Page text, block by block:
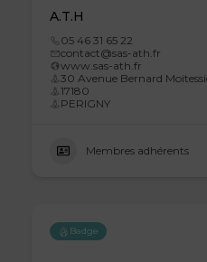
A.T.H
05 46 31 65 22
contact@sas-ath.fr
www.sas-ath.fr
30 Avenue Bernard
17180
PERIGNY
Membres adhérents
Badge